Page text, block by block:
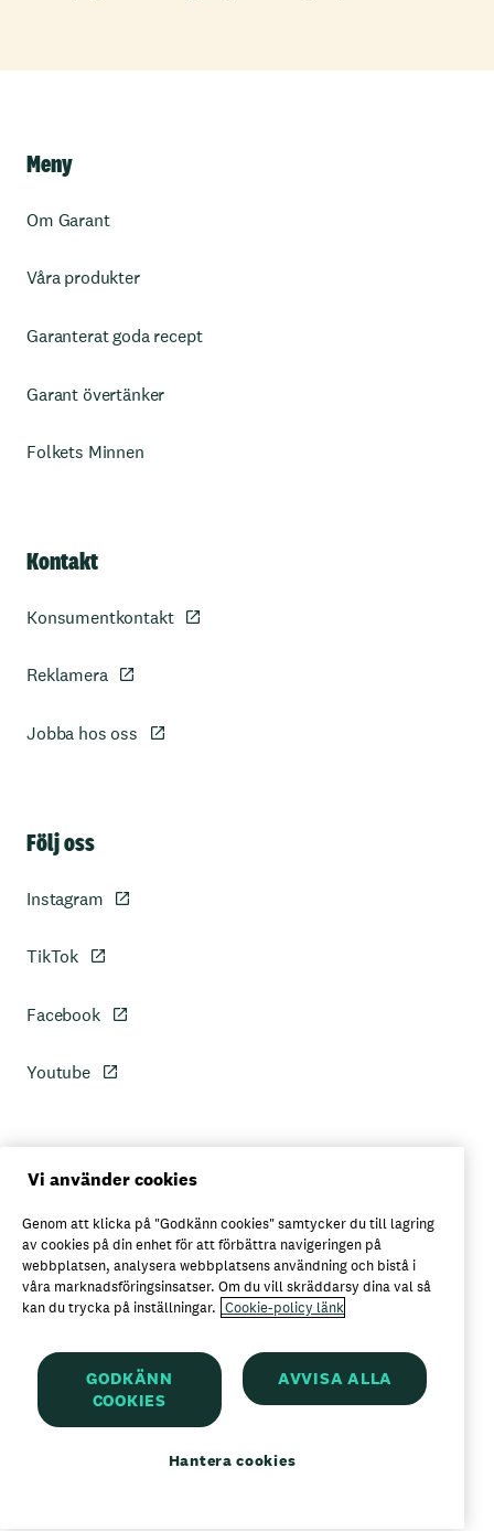
Meny
Om Garant
Våra produkter
Garanterat goda recept
Garant övertänker
Folkets Minnen
Kontakt
Konsumentkontakt
Reklamera
Jobba hos oss
Följ oss
Instagram
TikTok
Facebook
Youtube
Personuppgiftspolicy
Axfoods integritetspolicy
Här kan du köpa Garant
Garant är ett registrerat varumärke för
Vi använder cookies
Genom att klicka på "Godkänn cookies" samtycker du till lagring
av cookies på din enhet för att förbättra navigeringen på
webbplatsen, analysera webbplatsens användning och bistå i
våra marknadsföringsinsatser. Om du vill skräddarsy dina val så
kan du trycka på inställningar. Cookie-policy länk
GODKÄNN
COOKIES
AVVISA ALLA
Hantera cookies